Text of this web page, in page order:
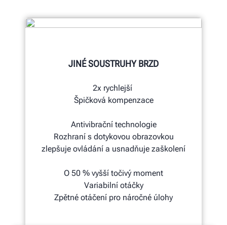
JINÉ SOUSTRUHY BRZD
2x rychlejší
Špičková kompenzace
Antivibrační technologie
Rozhraní s dotykovou obrazovkou
zlepšuje ovládání a usnadňuje zaškolení
O 50 % vyšší točivý moment
Variabilní otáčky
Zpětné otáčení pro náročné úlohy